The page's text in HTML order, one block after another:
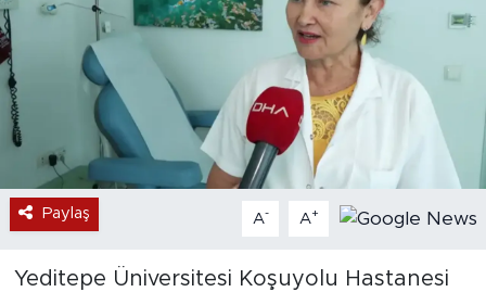
Paylaş A- A+
Yeditepe Üniversitesi Koşuyolu Hastanesi